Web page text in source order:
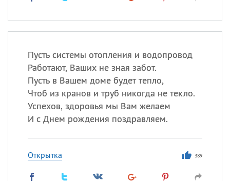
Пусть системы отопления и водопровод
Работают, Ваших не зная забот.
Пусть в Вашем доме будет тепло,
Чтоб из кранов и труб никогда не текло.
Успехов, здоровья мы Вам желаем
И с Днем рождения поздравляем.
Открытка 389